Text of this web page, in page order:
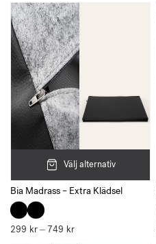
Välj alternativ
Bia Madrass – Extra Klädsel
299 kr – 749 krPrisintervall: